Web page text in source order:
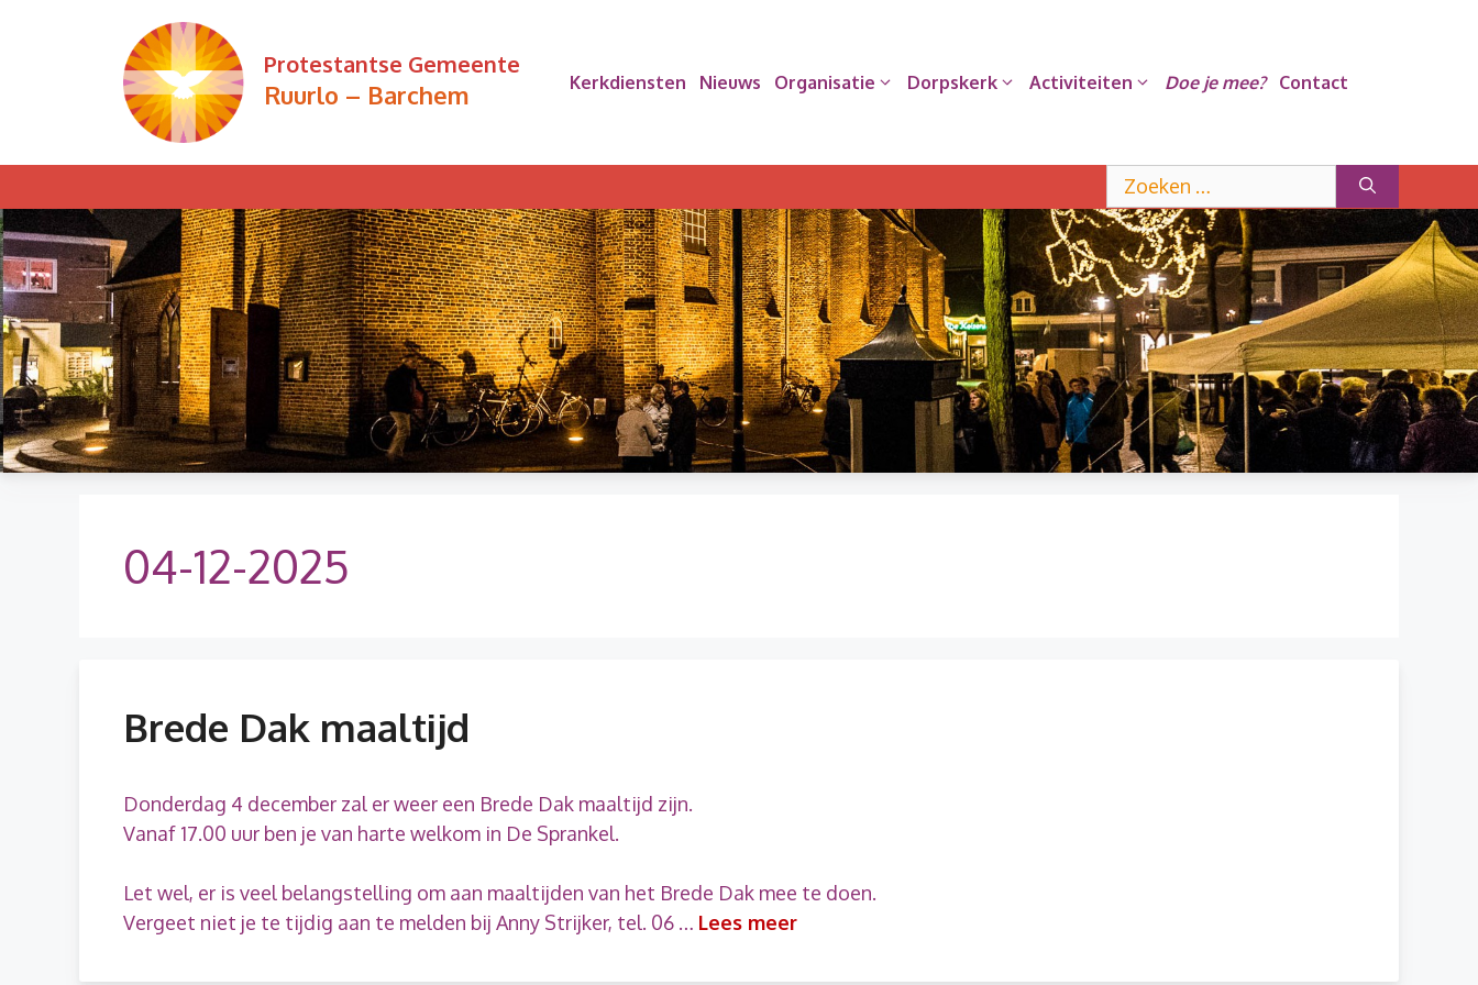
Protestantse Gemeente
Ruurlo – Barchem Kerkdiensten Nieuws Organisatie Dorpskerk Activiteiten Doe je mee? Contact
naar:
04-12-2025
Brede Dak maaltijd
Donderdag 4 december zal er weer een Brede Dak maaltijd zijn.
Vanaf 17.00 uur ben je van harte welkom in De Sprankel.
Let wel, er is veel belangstelling om aan maaltijden van het Brede Dak mee te doen.
Vergeet niet je te tijdig aan te melden bij Anny Strijker, tel. 06 … Lees meer